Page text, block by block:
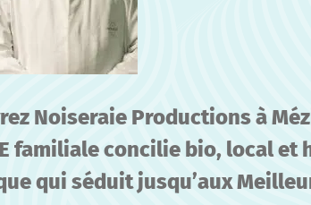
Noiseraie Productions à
familiale concilie bio, local
qui séduit jusqu’aux